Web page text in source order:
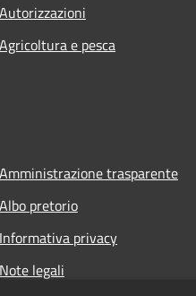
Autorizzazioni
Agricoltura e pesca
Amministrazione trasparente
Albo pretorio
Informativa privacy
Note legali